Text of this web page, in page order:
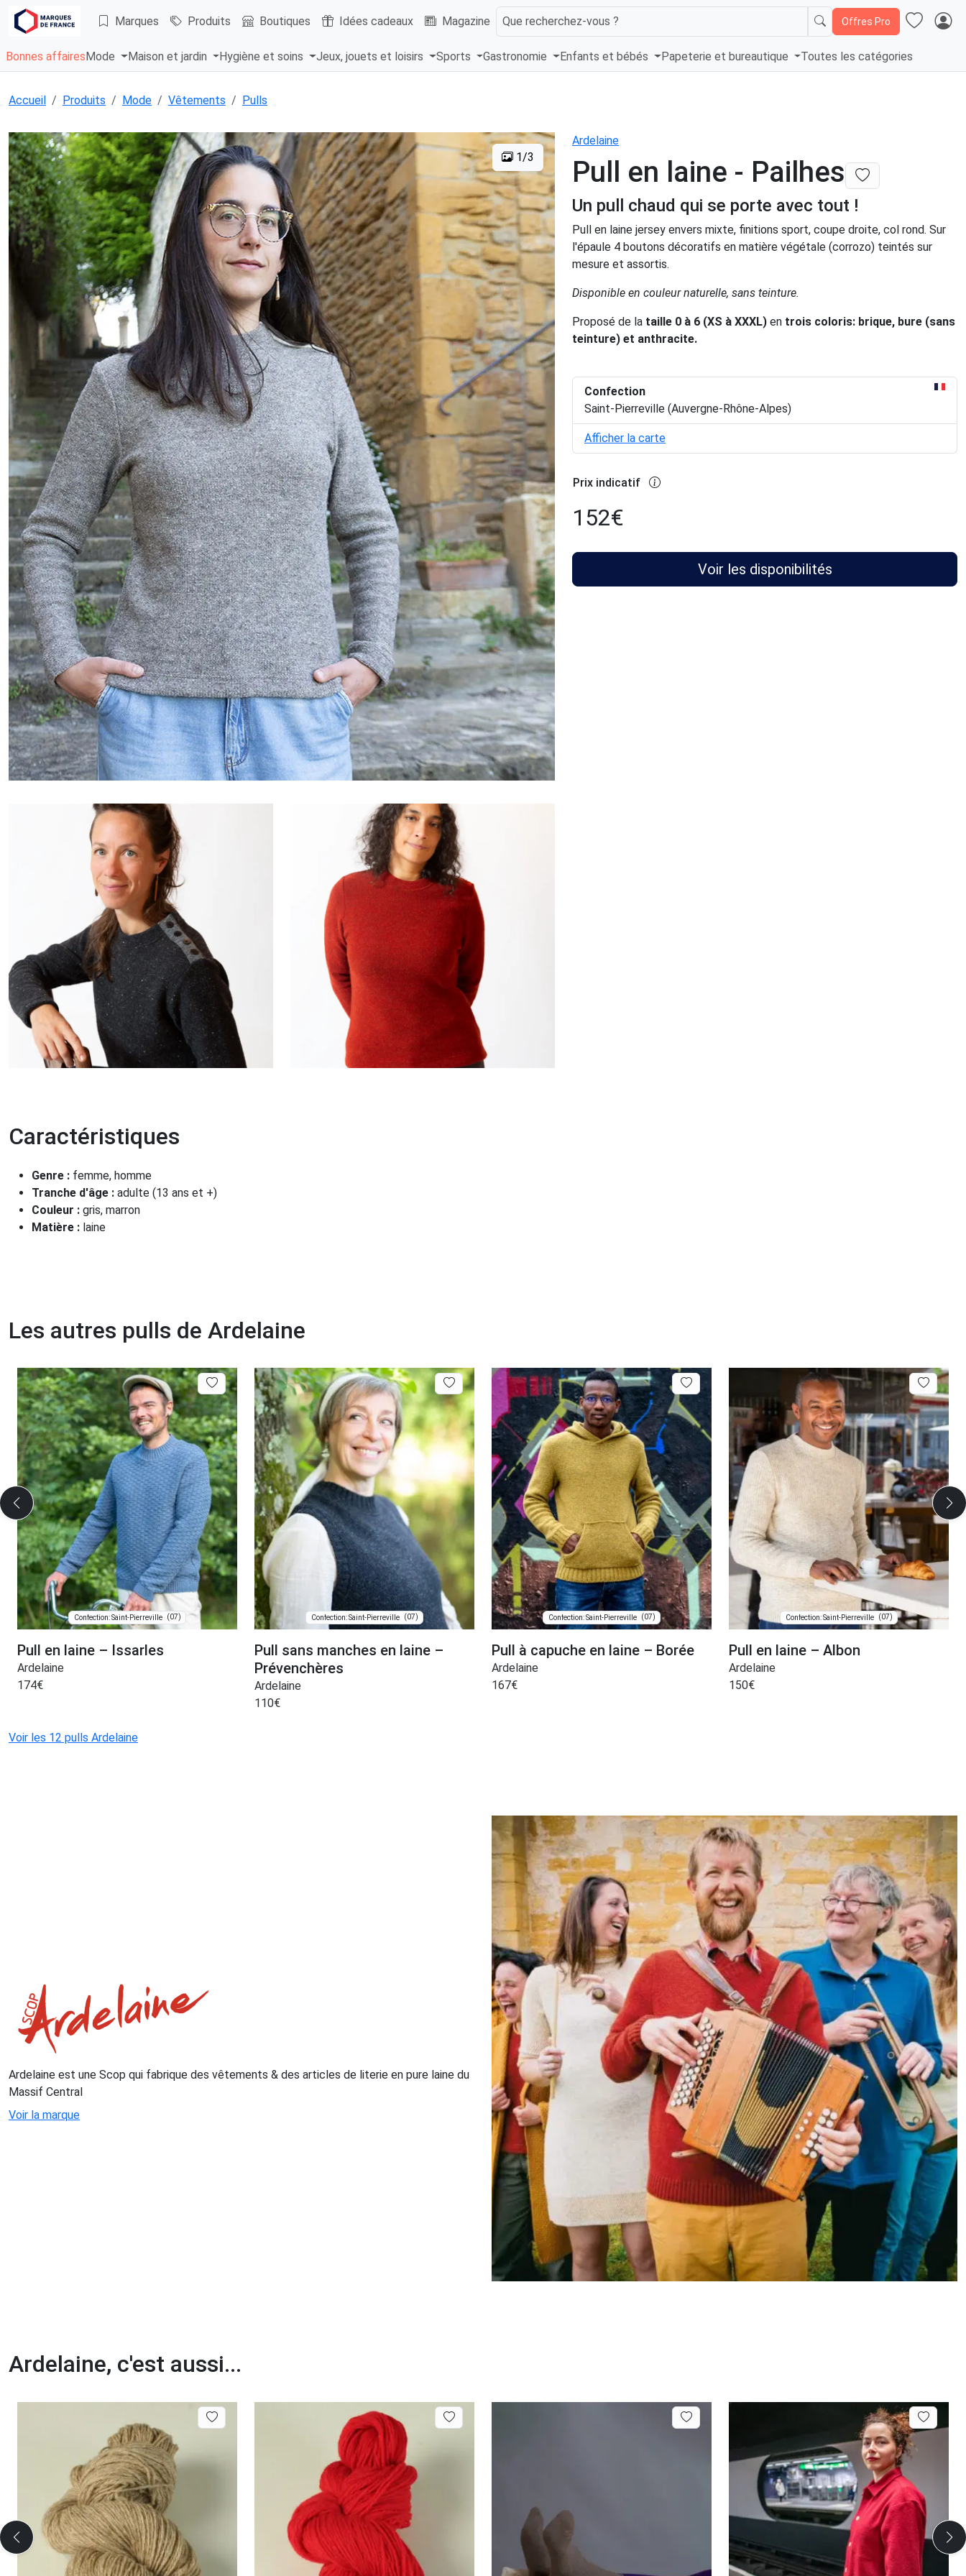
Marques Produits Boutiques Idées cadeaux Magazine Que recherchez-vous ? Offres Pro
Bonnes affaires Mode Maison et jardin Hygiène et soins Jeux, jouets et loisirs Sports Gastronomie Enfants et bébés Papeterie et bureautique Toutes les catégories
Accueil Produits Mode Vêtements Pulls
1/3
Ardelaine
Pull en laine - Pailhes
Un pull chaud qui se porte avec tout !
Pull en laine jersey envers mixte, finitions sport, coupe droite, col rond. Sur
l'épaule 4 boutons décoratifs en matière végétale (corrozo) teintés sur
mesure et assortis.
Disponible en couleur naturelle, sans teinture.
Proposé de la taille 0 à 6 (XS à XXXL) en trois coloris: brique, bure (sans
teinture) et anthracite.
Confection
Saint-Pierreville (Auvergne-Rhône-Alpes)
Afficher la carte
Prix indicatif
152€
Voir les disponibilités
Caractéristiques
Genre : femme, homme
Tranche d'âge : adulte (13 ans et +)
Couleur : gris, marron
Matière : laine
Les autres pulls de Ardelaine
Confection: Saint-Pierreville (07)
Pull en laine – Issarles
Ardelaine
174€
Confection: Saint-Pierreville (07)
Pull sans manches en laine –
Prévenchères
Ardelaine
110€
Confection: Saint-Pierreville (07)
Pull à capuche en laine – Borée
Ardelaine
167€
Confection: Saint-Pierreville (07)
Pull en laine – Albon
Ardelaine
150€
Voir les 12 pulls Ardelaine
Ardelaine est une Scop qui fabrique des vêtements & des articles de literie en pure laine du
Massif Central
Voir la marque
Ardelaine, c'est aussi...